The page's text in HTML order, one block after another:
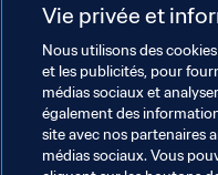
cela est possible, un
des droits humains.
Thèmes en lien
Droits de l'Homme
Vie privée et
Nous utilisons des
et les publicités, pour
médias sociaux et
également des
site avec nos partenaires
médias sociaux. Vous